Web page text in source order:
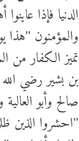
الدنيا فإذا
والمؤمنون "هذا
تميز الكفار من
بن بشير رضي
صالح وأبو
"احشروا الذين